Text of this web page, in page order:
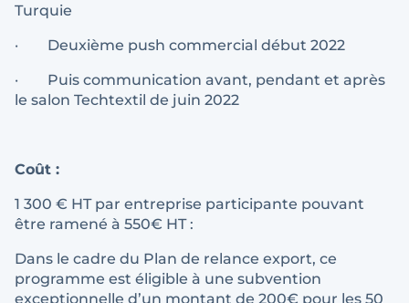
Turquie
· Deuxième push commercial début 2022
· Puis communication avant, pendant et après
le salon Techtextil de juin 2022
Coût :
1 300 € HT par entreprise participante pouvant
être ramené à 550€ HT :
Dans le cadre du Plan de relance export, ce
programme est éligible à une subvention
exceptionnelle d’un montant de 200€ pour les 50